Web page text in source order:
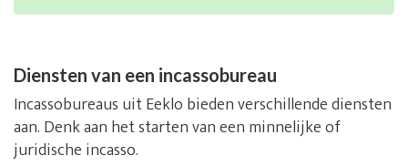
Diensten van een incassobureau
Incassobureaus uit Eeklo bieden verschillende diensten
aan. Denk aan het starten van een minnelijke of
juridische incasso.